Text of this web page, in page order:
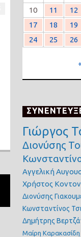
10
11 12
17
18 19
24
25 26
Γιώργος
Διονύσης
Αγγελική
Χρήστος
Διονύσης
Κωνσταντίνος
Δημήτρης
Μαίρη Καρακασίδη